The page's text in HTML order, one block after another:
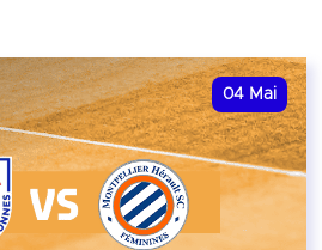
04 Mai